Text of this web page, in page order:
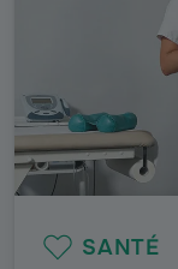
SANTÉ